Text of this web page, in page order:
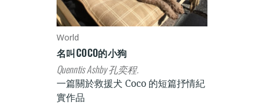
World
名叫COCO的小狗
Quenntis Ashby 孔奕程.
一篇關於救援犬 Coco 的短篇抒情紀
實作品